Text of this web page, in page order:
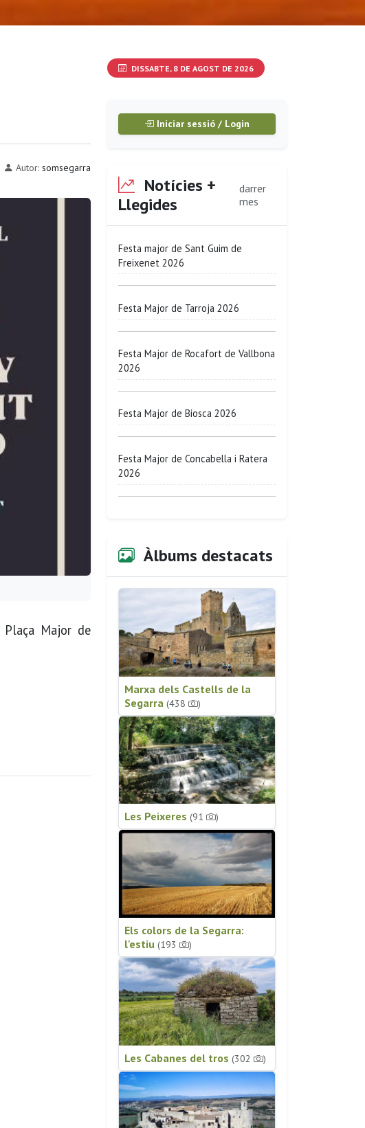
Autor: somsegarra
Major de
DISSABTE, 8 DE AGOST DE 2026
Iniciar sessió / Login
Notícies +
Llegides
darrer
mes
Festa major de Sant Guim de
Freixenet 2026
Festa Major de Tarroja 2026
Festa Major de Rocafort de Vallbona
2026
Festa Major de Biosca 2026
Festa Major de Concabella i Ratera
2026
Àlbums destacats
Marxa dels Castells de la
Segarra (438 )
Les Peixeres (91 )
Els colors de la Segarra:
l'estiu (193 )
Les Cabanes del tros (302 )